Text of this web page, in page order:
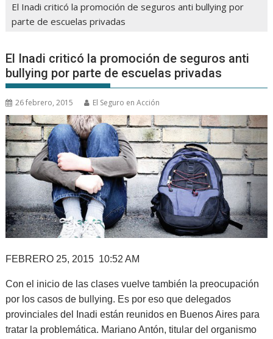
El Inadi criticó la promoción de seguros anti bullying por
parte de escuelas privadas
El Inadi criticó la promoción de seguros anti
bullying por parte de escuelas privadas
26 febrero, 2015 El Seguro en Acción
FEBRERO 25, 2015 10:52 AM
Con el inicio de las clases vuelve también la preocupación
por los casos de bullying. Es por eso que delegados
provinciales del Inadi están reunidos en Buenos Aires para
tratar la problemática. Mariano Antón, titular del organismo